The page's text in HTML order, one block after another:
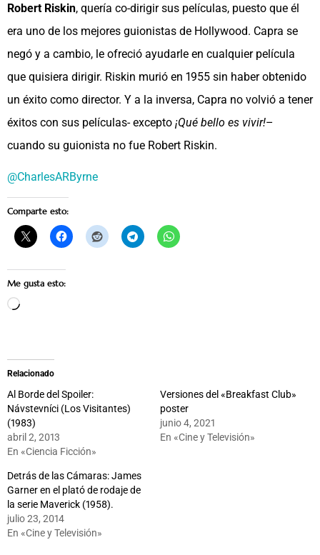
Robert Riskin, quería co-dirigir sus películas, puesto que él
era uno de los mejores guionistas de Hollywood. Capra se
negó y a cambio, le ofreció ayudarle en cualquier película
que quisiera dirigir. Riskin murió en 1955 sin haber obtenido
un éxito como director. Y a la inversa, Capra no volvió a tener
éxitos con sus películas- excepto ¡Qué bello es vivir!–
cuando su guionista no fue Robert Riskin.
@CharlesARByrne
Comparte esto:
Me gusta esto:
Cargando...
Relacionado
Al Borde del Spoiler:
Návstevníci (Los Visitantes)
(1983)
abril 2, 2013
En «Ciencia Ficción»
Versiones del «Breakfast Club»
poster
junio 4, 2021
En «Cine y Televisión»
Detrás de las Cámaras: James
Garner en el plató de rodaje de
la serie Maverick (1958).
julio 23, 2014
En «Cine y Televisión»